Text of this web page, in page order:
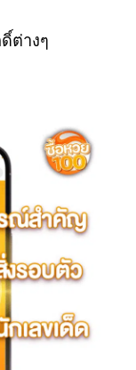
ต่างๆ